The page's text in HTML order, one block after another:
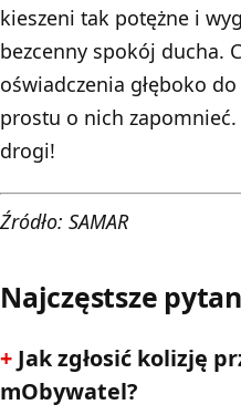
kieszeni tak potężne i
bezcenny spokój ducha.
oświadczenia głęboko
prostu o nich
drogi!
Źródło: SAMAR
Najczęstsze
Jak zgłosić kolizję
mObywatel?